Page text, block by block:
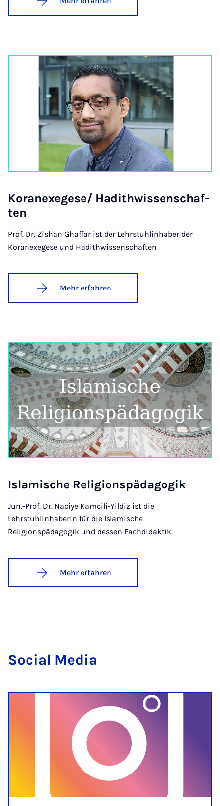
Ko­ra­nex­ege­se/ Ha­dithwis­sen­schaf­
ten
Prof. Dr. Zishan Ghaffar ist der Lehrstuhlinhaber der
Koranexegese und Hadithwissenschaften
Mehr erfahren
Is­la­mi­sche Re­li­gi­ons­päd­ago­gik
Jun.-Prof. Dr. Naciye Kamcili-Yildiz ist die
Lehrstuhlinhaberin für die Islamische
Religionspädagogik und dessen Fachdidaktik.
Mehr erfahren
So­ci­al Me­dia